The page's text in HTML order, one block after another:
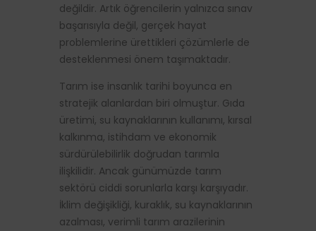
değildir. Artık öğrencilerin yalnızca sınav
başarısıyla değil, gerçek hayat
problemlerine ürettikleri çözümlerle de
desteklenmesi önem taşımaktadır.
Tarım ise insanlık tarihi boyunca en
stratejik alanlardan biri olmuştur. Gıda
üretimi, su kaynaklarının kullanımı, kırsal
kalkınma, istihdam ve ekonomik
sürdürülebilirlik doğrudan tarımla
ilişkilidir. Ancak günümüzde tarım
sektörü ciddi sorunlarla karşı karşıyadır.
İklim değişikliği, kuraklık, su kaynaklarının
azalması, verimli tarım arazilerinin